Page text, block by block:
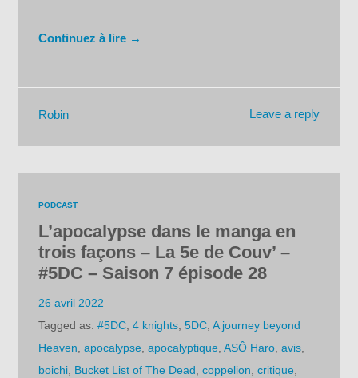
Continuez à lire →
Leave a reply
Robin
PODCAST
L’apocalypse dans le manga en
trois façons – La 5e de Couv’ –
#5DC – Saison 7 épisode 28
26 avril 2022
Tagged as:#5DC ,4 knights ,5DC ,A journey beyond
Heaven ,apocalypse ,apocalyptique ,ASÔ Haro ,avis
boichi Bucket List of The Dead ,coppelion ,critique